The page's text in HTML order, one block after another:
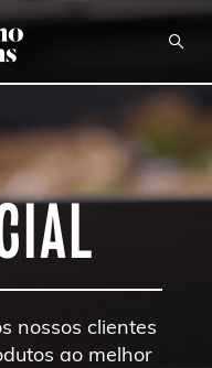
nossos clientes
ao melhor